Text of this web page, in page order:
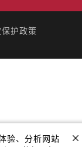
护政策
验、分析网站